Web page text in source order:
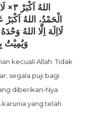
الْحَمْدُ، اللهُ
لَااِلَهَ اِلَّا اللهُ
وَيُمِيْتُ
kecuali Allah. Tidak
segala puji bagi
diberikan-Nya
yang telah